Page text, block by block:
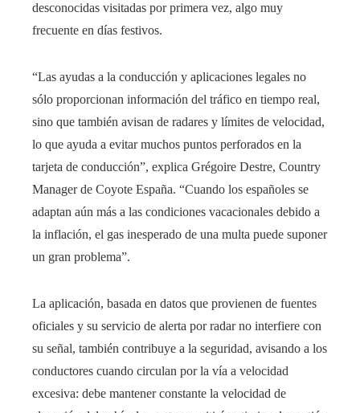
desconocidas visitadas por primera vez, algo muy
frecuente en días festivos.
“Las ayudas a la conducción y aplicaciones legales no
sólo proporcionan información del tráfico en tiempo real,
sino que también avisan de radares y límites de velocidad,
lo que ayuda a evitar muchos puntos perforados en la
tarjeta de conducción”, explica Grégoire Destre, Country
Manager de Coyote España. “Cuando los españoles se
adaptan aún más a las condiciones vacacionales debido a
la inflación, el gas inesperado de una multa puede suponer
un gran problema”.
La aplicación, basada en datos que provienen de fuentes
oficiales y su servicio de alerta por radar no interfiere con
su señal, también contribuye a la seguridad, avisando a los
conductores cuando circulan por la vía a velocidad
excesiva: debe mantener constante la velocidad de